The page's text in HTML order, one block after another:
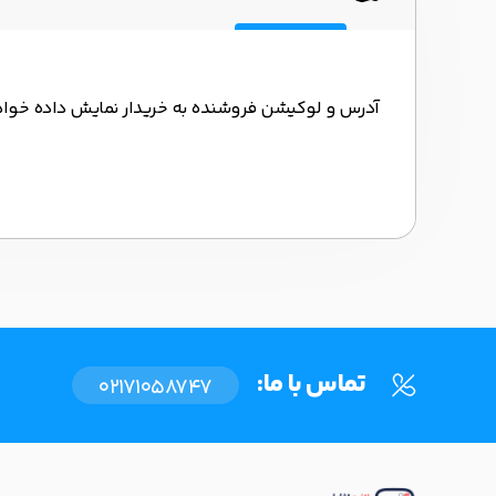
آدرس و لوکیشن فروشنده به خریدار نمایش داده
تماس با ما: 02171058747